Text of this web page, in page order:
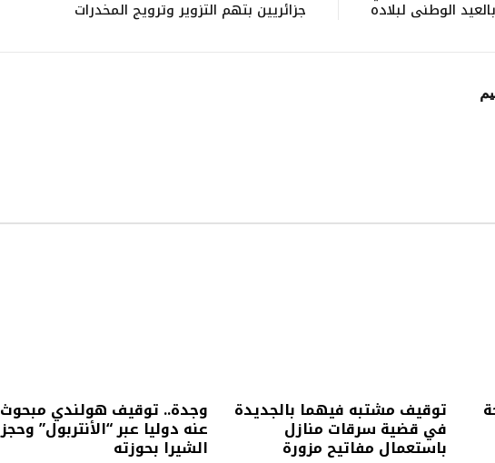
الوطني لبلاده جزائريين بتهم التزوير وترويج المخدرات
توقيف مشتبه فيهما بالجديدة
في قضية سرقات منازل
باستعمال مفاتيح مزورة
وجدة.. توقيف هولندي مبحوث
عنه دوليا عبر “الأنتربول” وحجز
الشيرا بحوزته